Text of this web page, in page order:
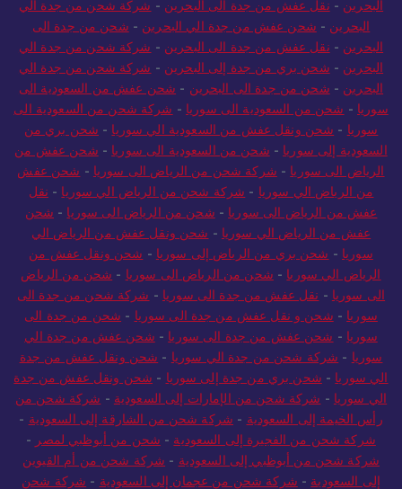
البحرين - نقل عفش من جدة الى البحرين - شركة شحن من جدة الي
البحرين - شحن عفش من جدة الي البحرين - شحن من جدة الى
البحرين - نقل عفش من جدة الى البحرين - شركة شحن من جدة الي
البحرين - شحن بري من جدة إلى البحرين - شركة شحن من جدة الي
البحرين - شحن من جدة الى البحرين - شحن عفش من السعودية الى
سوريا - شحن من السعودية الى سوريا - شركة شحن من السعودية الى
سوريا - شحن ونقل عفش من السعودية الي سوريا - شحن بري من
السعودية إلى سوريا - شحن من السعودية الى سوريا - شحن عفش من
الرياض الى سوريا - شركة شحن من الرياض الى سوريا - شحن عفش
من الرياض الي سوريا - شركة شحن من الرياض الي سوريا - نقل
عفش من الرياض الى سوريا - شحن من الرياض الى سوريا - شحن
عفش من الرياض الي سوريا - شحن ونقل عفش من الرياض الي
سوريا - شحن بري من الرياض إلى سوريا - شحن ونقل عفش من
الرياض الي سوريا - شحن من الرياض الى سوريا - شحن من الرياض
الى سوريا - نقل عفش من جدة الى سوريا - شركة شحن من جدة الى
سوريا - شحن و نقل عفش من جدة الى سوريا - شحن من جدة الى
سوريا - شحن عفش من جدة الى سوريا - شحن عفش من جدة الي
سوريا - شركة شحن من جدة الي سوريا - شحن ونقل عفش من جدة
الي سوريا - شحن بري من جدة إلى سوريا - شحن ونقل عفش من جدة
الي سوريا - شركة شحن من الإمارات إلى السعودية - شركة شحن من
رأس الخيمة إلى السعودية - شركة شحن من الشارقة إلى السعودية -
شركة شحن من الفجيرة إلى السعودية - شحن من أبوظبي لمصر -
شركة شحن من أبوظبي إلى السعودية - شركة شحن من أم القيوين
إلى السعودية - شركة شحن من عجمان إلى السعودية - شركة شحن